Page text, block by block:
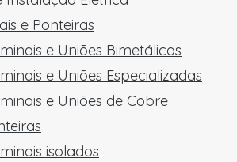
e Ponteiras
e Uniões Bimetálicas
e Uniões Especializadas
e Uniões de Cobre
isolados